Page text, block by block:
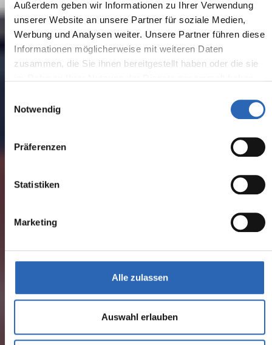
Außerdem geben wir Informationen zu Ihrer Verwendung
unserer Website an unsere Partner für soziale Medien,
Werbung und Analysen weiter. Unsere Partner führen diese
Informationen möglicherweise mit weiteren Daten
zusammen, die Sie ihnen bereitgestellt haben oder die sie
Notwendig
Präferenzen
Statistiken
Marketing
Alle zulassen
Auswahl erlauben